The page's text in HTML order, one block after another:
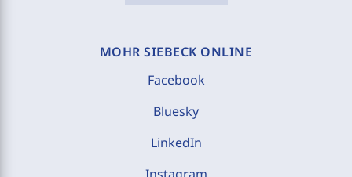
MOHR SIEBECK ONLINE
Facebook
Bluesky
LinkedIn